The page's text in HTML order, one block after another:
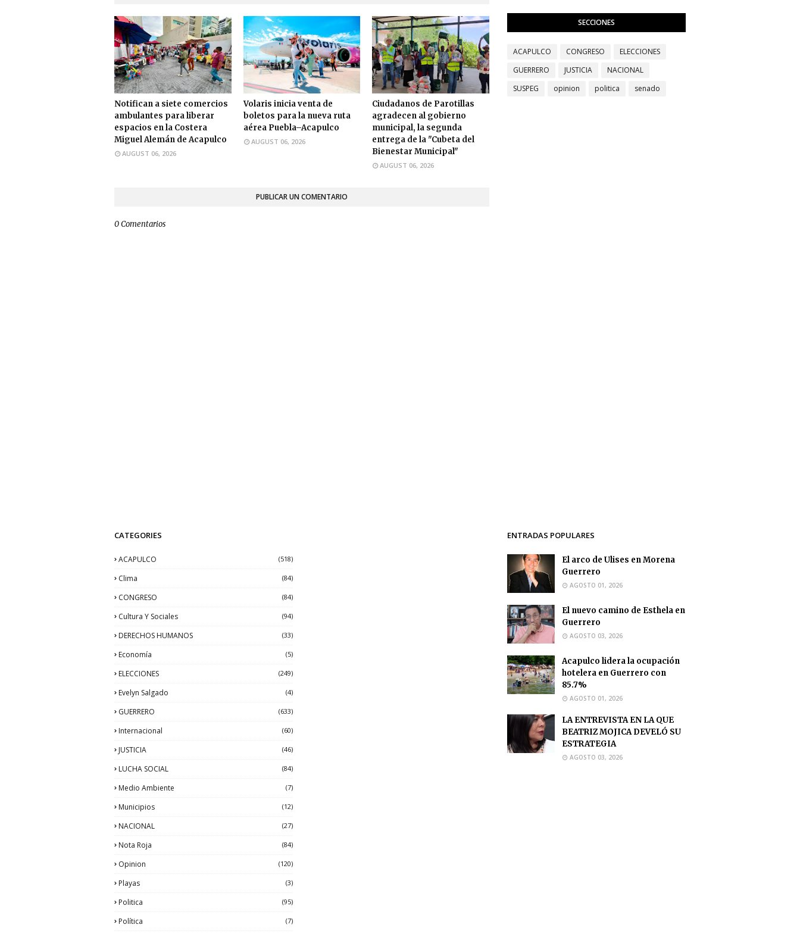
Notifican a siete comercios
ambulantes para liberar
espacios en la Costera
Miguel Alemán de Acapulco
AUGUST 06, 2026
Volaris inicia venta de
boletos para la nueva ruta
aérea Puebla–Acapulco
AUGUST 06, 2026
Ciudadanos de Parotillas
agradecen al gobierno
municipal, la segunda
entrega de la "Cubeta del
Bienestar Municipal"
AUGUST 06, 2026
PUBLICAR UN COMENTARIO
0 Comentarios
SECCIONES
ACAPULCO CONGRESO
ELECCIONES
GUERRERO
JUSTICIA
NACIONAL
SUSPEG
opinion politica senado
CATEGORIES
ACAPULCO (518)
Clima (84)
CONGRESO (84)
Cultura Y Sociales (94)
DERECHOS HUMANOS (33)
Economía (5)
ELECCIONES (249)
Evelyn Salgado (4)
GUERRERO (633)
Internacional (60)
JUSTICIA (46)
LUCHA SOCIAL (84)
Medio Ambiente (7)
Municipios (12)
NACIONAL (27)
Nota Roja (84)
Opinion (120)
Playas (3)
Politica (95)
Política (7)
ENTRADAS POPULARES
El arco de Ulises en Morena
Guerrero
AGOSTO 01, 2026
El nuevo camino de Esthela en
Guerrero
AGOSTO 03, 2026
Acapulco lidera la ocupación
hotelera en Guerrero con
85.7%
AGOSTO 01, 2026
LA ENTREVISTA EN LA QUE
BEATRIZ MOJICA DEVELÓ SU
ESTRATEGIA
AGOSTO 03, 2026